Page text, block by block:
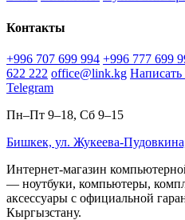
Контакты
+996 707 699 994 +996 777 699
622 222 office@link.kg
Telegram
Пн–Пт 9–18, Сб 9–15
Бишкек, ул. Жукеева-
Интернет-магазин
— ноутбуки, компьютеры,
аксессуары с официальной
Кыргызстану.